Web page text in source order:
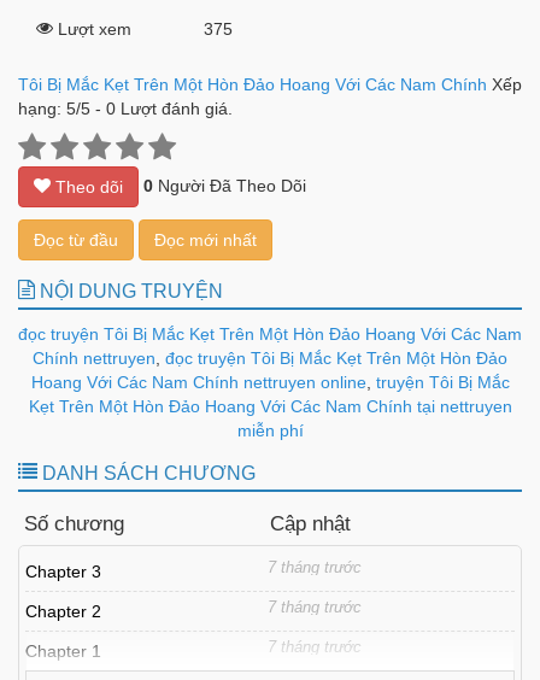
Lượt xem 375
Tôi Bị Mắc Kẹt Trên Một Hòn Đảo Hoang Với Các Nam Chính Xếp
hạng: 5/5 - 0 Lượt đánh giá.
Theo dõi 0 Người Đã Theo Dõi
Đọc từ đầu Đọc mới nhất
NỘI DUNG TRUYỆN
đọc truyện Tôi Bị Mắc Kẹt Trên Một Hòn Đảo Hoang Với Các Nam
Chính nettruyen đọc truyện Tôi Bị Mắc Kẹt Trên Một Hòn Đảo
Hoang Với Các Nam Chính nettruyen online, truyện Tôi Bị Mắc
Kẹt Trên Một Hòn Đảo Hoang Với Các Nam Chính tại nettruyen
miễn phí
DANH SÁCH CHƯƠNG
Số chương Cập nhật
Chapter 3 7 tháng trước
Chapter 2 7 tháng trước
Chapter 1 7 tháng trước